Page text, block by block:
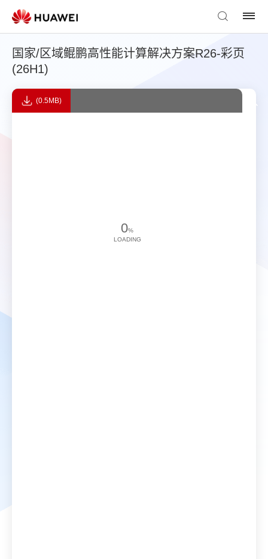
国家/区域鲲鹏高性能计算解决方案R26-彩页
(26H1)
(0.5MB)
0%
LOADING